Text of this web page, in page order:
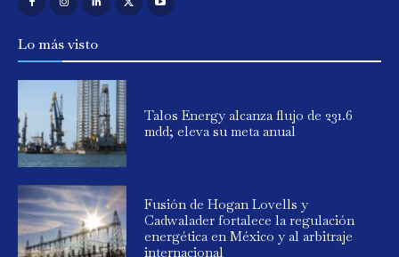
Lo más visto
Talos Energy alcanza flujo de 231.6
mdd; eleva su meta anual
Fusión de Hogan Lovells y
Cadwalader fortalece la regulación
energética en México y al arbitraje
internacional